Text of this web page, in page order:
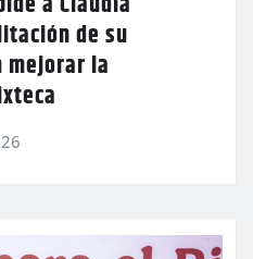
de su
la